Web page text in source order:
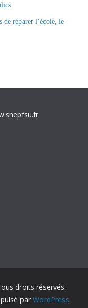
de réparer l’école, le
droits réservés.
par WordPress.